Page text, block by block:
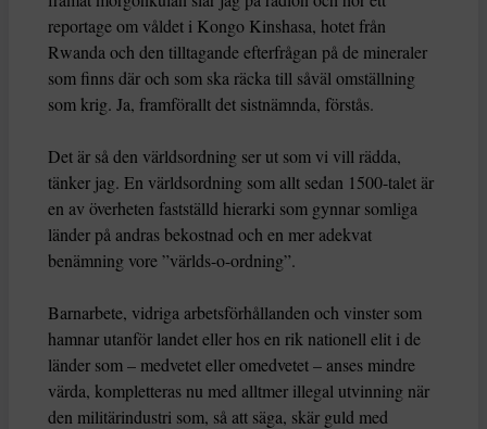
reportage om våldet i Kongo Kinshasa, hotet från
Rwanda och den tilltagande efterfrågan på de mineraler
som finns där och som ska räcka till såväl omställning
som krig. Ja, framförallt det sistnämnda, förstås.
Det är så den världsordning ser ut som vi vill rädda,
tänker jag. En världsordning som allt sedan 1500-talet är
en av överheten fastställd hierarki som gynnar somliga
länder på andras bekostnad och en mer adekvat
benämning vore ”världs-o-ordning”.
Barnarbete, vidriga arbetsförhållanden och vinster som
hamnar utanför landet eller hos en rik nationell elit i de
länder som – medvetet eller omedvetet – anses mindre
värda, kompletteras nu med alltmer illegal utvinning när
den militärindustri som, så att säga, skär guld med